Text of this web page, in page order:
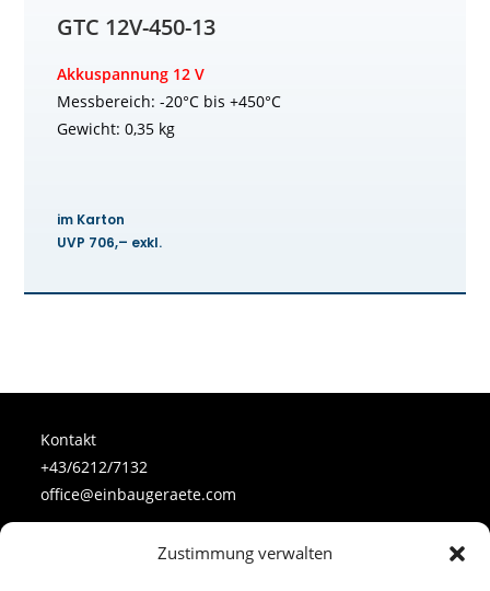
Zustimmung verwalten
GTC 12V-450-13
Akkuspannung 12 V
Messbereich: -20°C bis +450°C
Gewicht: 0,35 kg
im Karton
UVP 706,– exkl.
Kontakt
+43/6212/7132
office@einbaugeraete.com